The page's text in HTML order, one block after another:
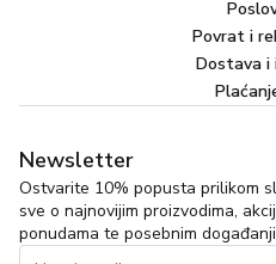
Povrat i
Dostava i
Newsletter
Ostvarite 10% popusta prilikom
sve o najnovijim proizvodima,
ponudama te posebnim